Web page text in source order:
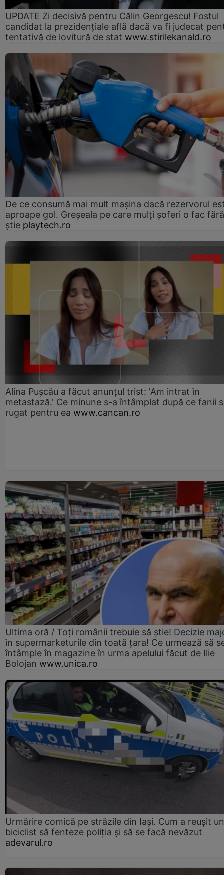
UPDATE Zi decisivă pentru Călin Georgescu! Fostul
candidat la prezidențiale află dacă va fi judecat
tentativă de lovitură de stat www.stirilekanald.ro
De ce consumă mai mult mașina dacă rezervorul
aproape gol. Greșeala pe care mulți șoferi o fac
știe playtech.ro
Alina Pușcău a făcut anunțul trist: 'Am intrat în
metastază.' Ce minune s-a întâmplat după ce fanii
rugat pentru ea www.cancan.ro
Ultima oră / Toți românii trebuie să știe! Decizie
în supermarketurile din toată țara! Ce urmează să
întâmple în magazine în urma apelului făcut de Ilie
Bolojan www.unica.ro
Urmărire comică pe străzile din Iași. Cum a reușit un
biciclist să fenteze poliția și să se facă nevăzut
adevarul.ro